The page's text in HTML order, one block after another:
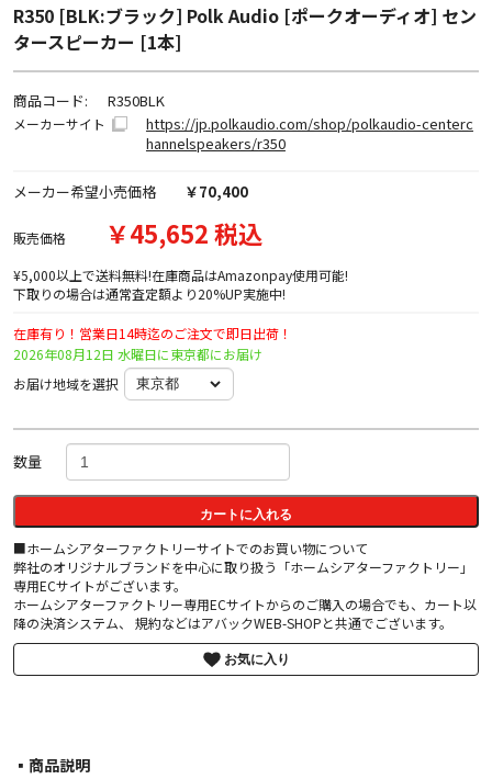
R350 [BLK:ブラック] Polk Audio [ポークオーディオ] セン
タースピーカー [1本]
商品コード: R350BLK
メーカーサイト
https://jp.polkaudio.com/shop/polkaudio-centerc
hannelspeakers/r350
メーカー希望小売価格 ￥70,400
販売価格 ￥45,652 税込
¥5,000以上で送料無料!在庫商品はAmazonpay使用可能!
下取りの場合は通常査定額より20%UP実施中!
在庫有り！営業日14時迄のご注文で即日出荷！
2026年08月12日 水曜日に東京都にお届け
お届け地域を選択
数量
カートに入れる
■ホームシアターファクトリーサイトでのお買い物について
弊社のオリジナルブランドを中心に取り扱う「ホームシアターファクトリー」
専用ECサイトがございます。
ホームシアターファクトリー専用ECサイトからのご購入の場合でも、カート以
降の決済システム、 規約などはアバックWEB-SHOPと共通でございます。
お気に入り
▪︎商品説明